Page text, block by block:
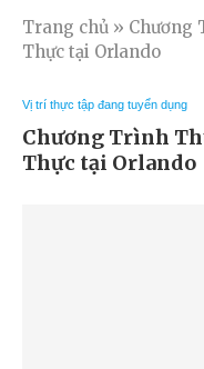
Trang chủ » Chương
Thực tại Orlando
Vị trí thực tập đang tuyển dụng
Chương Trình
Thực tại Orlando